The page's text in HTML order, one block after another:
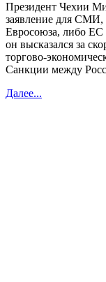
Президент Чехии
заявление для СМИ,
Евросоюза, либо ЕС
он высказался за
торгово-
Санкции между
Далее...